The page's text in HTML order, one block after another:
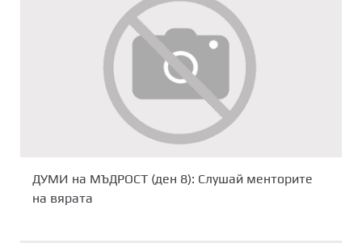
ДУМИ на МЪДРОСТ (ден 8): Слушай менторите
на вярата